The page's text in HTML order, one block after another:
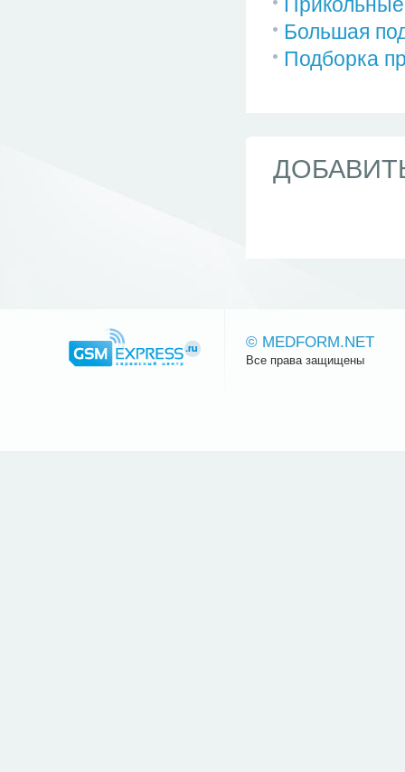
Большая
Подборка
© MEDFORM.NET
Все права защищены